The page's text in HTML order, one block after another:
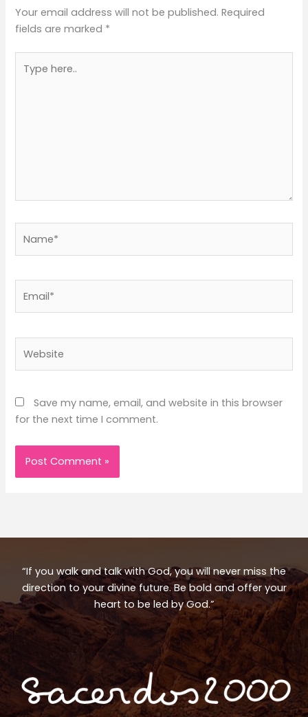
Your email address will not be published. Required
fields are marked *
here..
Save my name, email, and website in this browser
for the next time I comment.
“If you walk and talk with God, you will never miss the
direction to your divine future. Be bold and offer your
heart to be led by God.”